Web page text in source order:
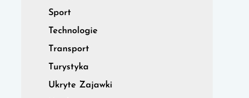
Sport
Technologie
Transport
Turystyka
Ukryte Zajawki